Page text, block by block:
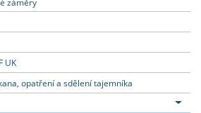
UK
opatření a sdělení tajemníka